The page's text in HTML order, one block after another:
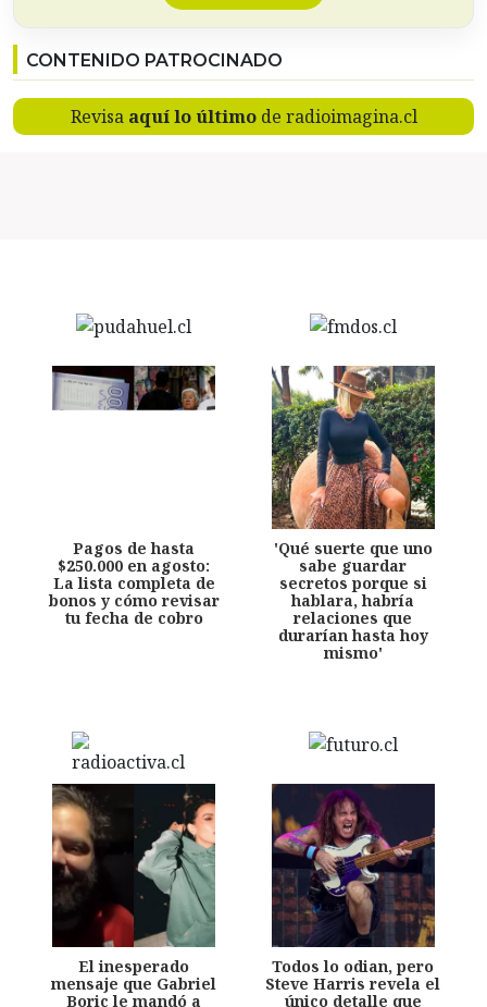
CONTENIDO PATROCINADO
Revisa aquí lo últimode radioimagina.cl
Pagos de hasta
$250.000 en agosto:
La lista completa de
bonos y cómo revisar
tu fecha de cobro
'Qué suerte que uno
sabe guardar
secretos porque si
hablara, habría
relaciones que
durarían hasta hoy
mismo'
El inesperado
mensaje que Gabriel
Boric le mandó a
Todos lo odian, pero
Steve Harris revela el
único detalle que